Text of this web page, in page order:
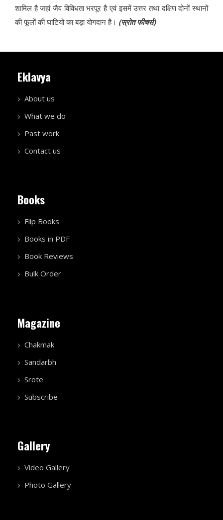
शामिल है जहां जैव विविधता भरपूर है एवं इसमें उत्तर तथा दक्षिण दोनों स्थानों
की फूलों की घाटियों का बड़ा योगदान है। (स्रोत फीचर्स)
Eklavya
About us
What we do
Past work
Contact us
Books
Flip Books
Books in PDF
Book Reviews
Bulk Order
Magazine
Chakmak
Sandarbh
Srote
Subscribe
Gallery
Video Gallery
Photo Gallery